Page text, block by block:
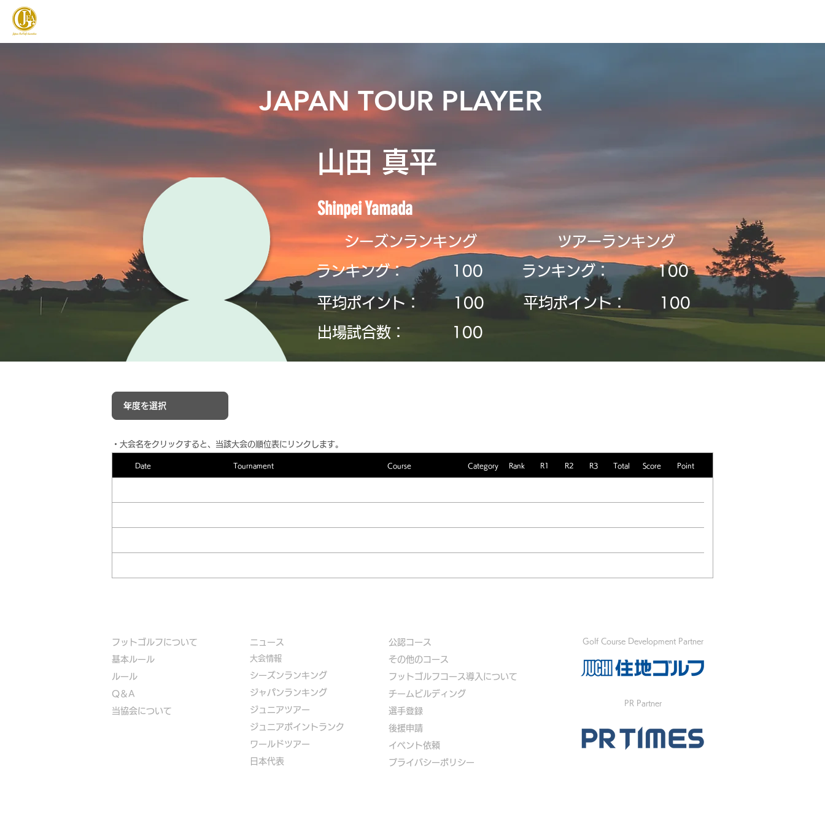
JAPAN TOUR PLAYER
山田 真平
Shinpei Yamada
シーズンランキング
ランキング：
​100
平均ポイント：
​出場試合数：
​100
​100
​ツアーランキング
ランキング：
​100
平均ポイント： ​100
​・大会名をクリックすると、当該大会の順位表にリンクします。
Date Tournament Course Category Rank R1 R2 R3 Total Score Point
フットゴルフについて
基本ルール
ルール
Q＆A
​当協会について
​ニュース
大会情報
シーズンランキング
ジャパンランキング
ジュニアツアー
ジュニアポイントランク
​ワールドツアー
​​日本代表
公認コース
​その他のコース
​ フットゴルフコース導入について
​チームビルディング
選手登録​
​後援申請
​イベント依頼
プライバシーポリシー
Golf Course Development Partner
PR Partner